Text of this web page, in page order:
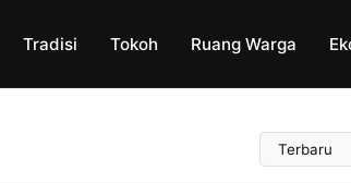
Tradisi Tokoh Ruang Warga
Urutkan
Artikel